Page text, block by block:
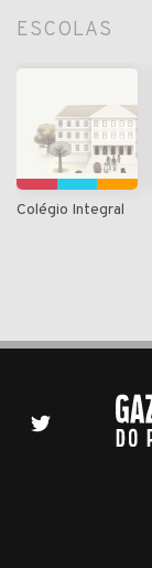
ESCOLAS
Colégio Integral